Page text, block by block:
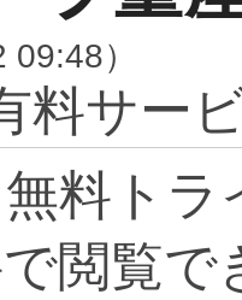
09:48）
料サー
料トラ
閲覧で